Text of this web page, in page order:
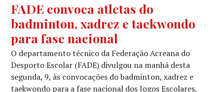
FADE convoca atletas do
badminton, xadrez e taekwondo
para fase nacional
O departamento técnico da Federação Acreana do
Desporto Escolar (FADE) divulgou na manhã desta
segunda, 9, às convocações do badminton, xadrez e
taekwondo para a fase nacional dos Jogos Escolares,